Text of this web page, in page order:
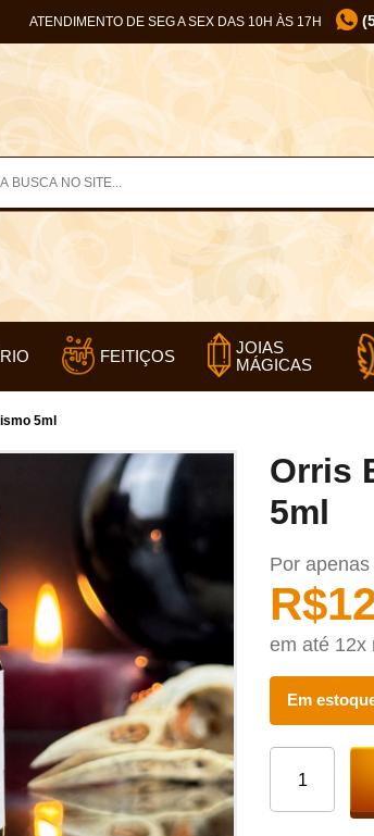
ATENDIMENTO DE SEG A SEX DAS 10H ÀS 17H
FEITIÇOS
JOIAS
MÁGICAS
5ml
Orris
5ml
Por apenas
R$
em até 12x
Em